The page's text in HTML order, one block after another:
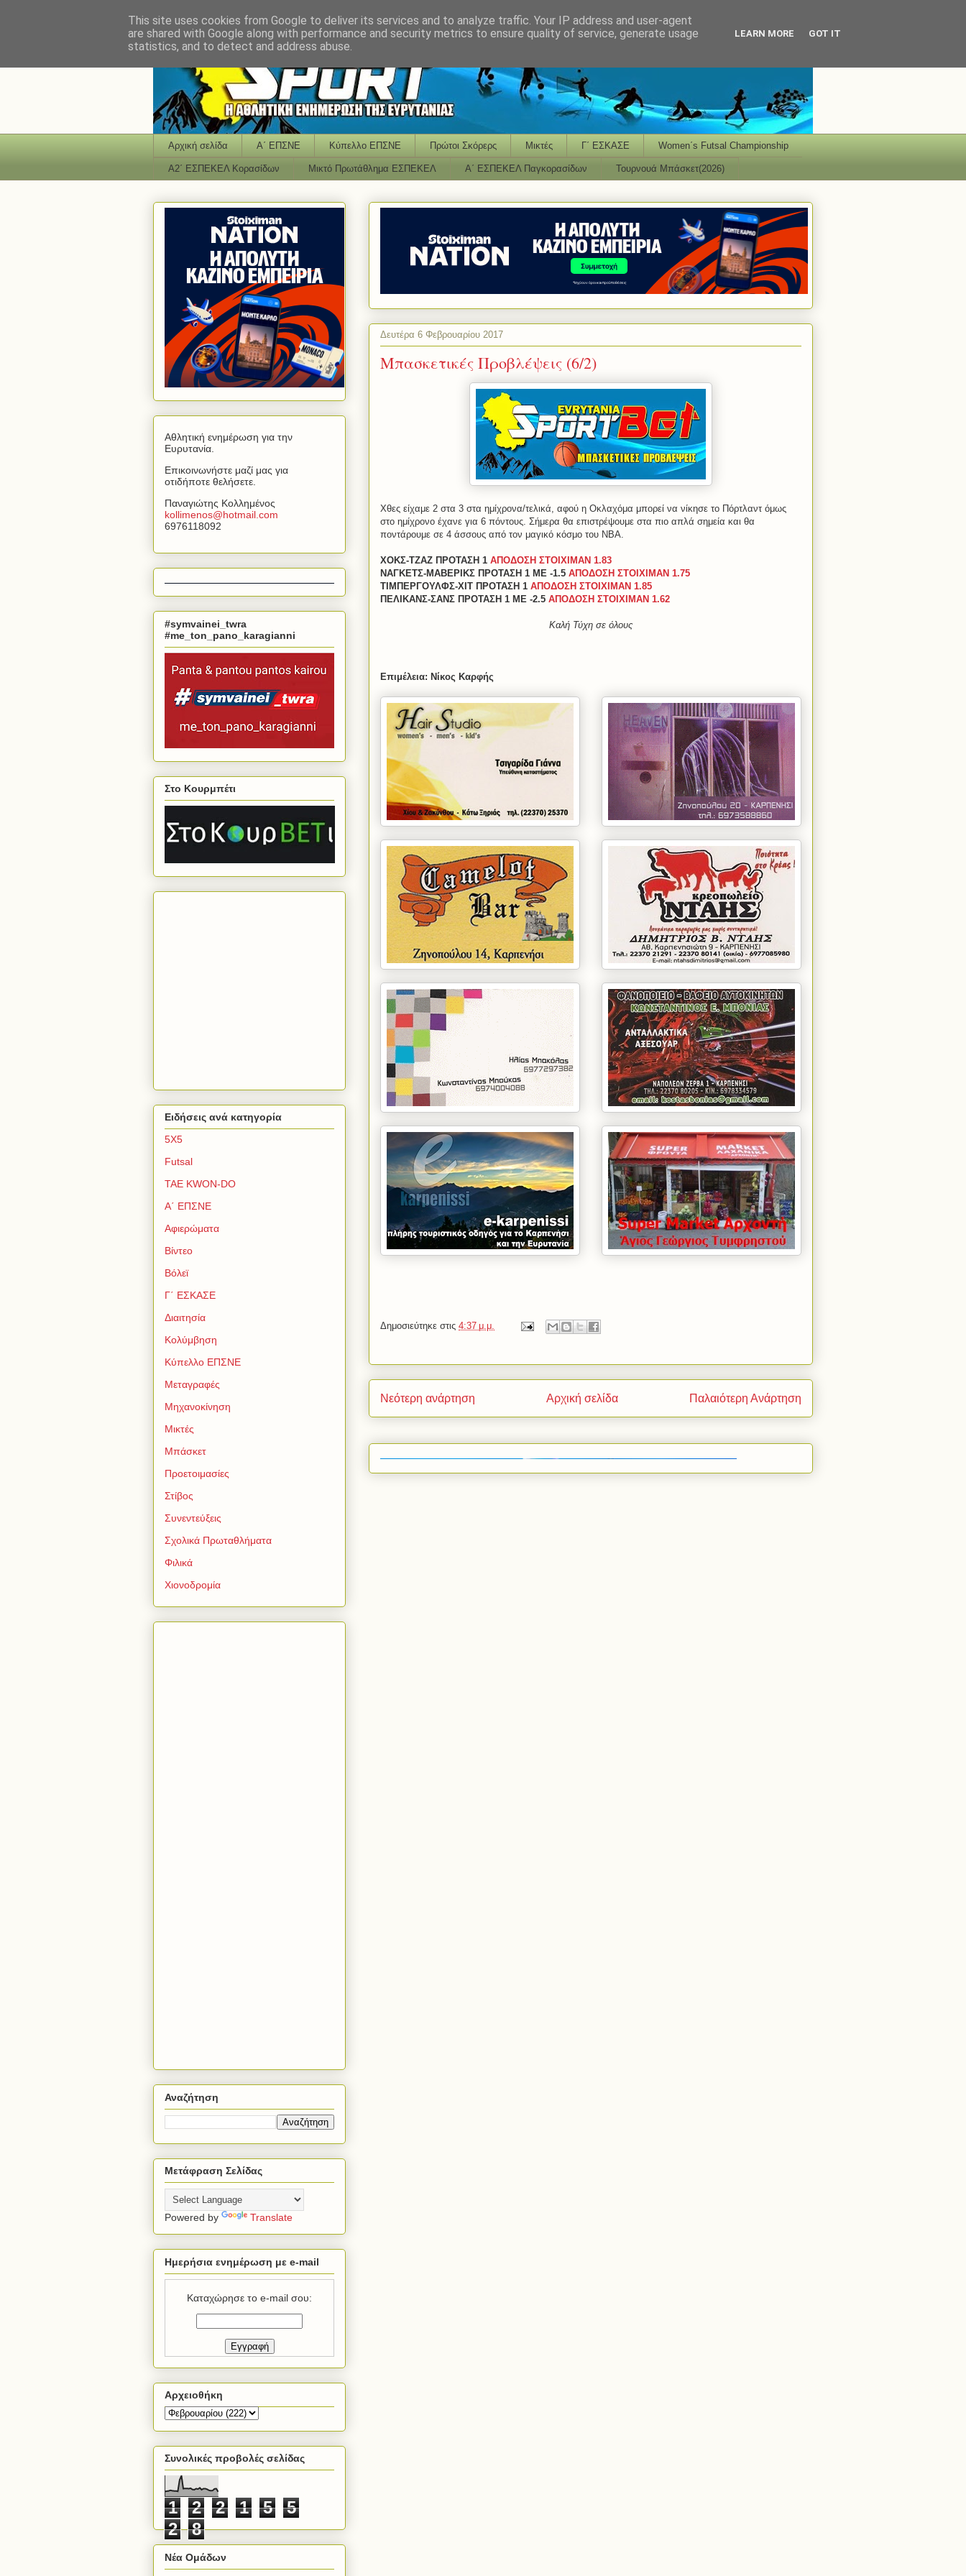
Αρχική σελίδα Α΄ ΕΠΣΝΕ Κύπελλο ΕΠΣΝΕ Πρώτοι Σκόρερς Μικτές Γ΄ ΕΣΚΑΣΕ Women΄s Futsal Championship
Α2΄ ΕΣΠΕΚΕΛ Κορασίδων Μικτό Πρωτάθλημα ΕΣΠΕΚΕΛ Α΄ ΕΣΠΕΚΕΛ Παγκορασίδων Τουρνουά Μπάσκετ(2026)
Δευτέρα 6 Φεβρουαρίου 2017
Μπασκετικές Προβλέψεις (6/2)
Χθες είχαμε 2 στα 3 στα ημίχρονα/τελικά, αφού η Οκλαχόμα μπορεί να νίκησε το Πόρτλαντ όμως
στο ημίχρονο έχανε για 6 πόντους. Σήμερα θα επιστρέψουμε στα πιο απλά σημεία και θα
ποντάρουμε σε 4 άσσους από τον μαγικό κόσμο του NBA.
ΧΟΚΣ-ΤΖΑΖ ΠΡΟΤΑΣΗ 1 ΑΠΟΔΟΣΗ ΣΤΟΙΧΙΜΑΝ 1.83
ΝΑΓΚΕΤΣ-ΜΑΒΕΡΙΚΣ ΠΡΟΤΑΣΗ 1 ΜΕ -1.5 ΑΠΟΔΟΣΗ ΣΤΟΙΧΙΜΑΝ 1.75
ΤΙΜΠΕΡΓΟΥΛΦΣ-ΧΙΤ ΠΡΟΤΑΣΗ 1 ΑΠΟΔΟΣΗ ΣΤΟΙΧΙΜΑΝ 1.85
ΠΕΛΙΚΑΝΣ-ΣΑΝΣ ΠΡΟΤΑΣΗ 1 ΜΕ -2.5 ΑΠΟΔΟΣΗ ΣΤΟΙΧΙΜΑΝ 1.62
Καλή Τύχη σε όλους
Επιμέλεια: Νίκος Καρφής
Δημοσιεύτηκε στις 4:37 μ.μ.
Νεότερη ανάρτηση Παλαιότερη Ανάρτηση
Αρχική σελίδα
Αθλητική ενημέρωση για την
Ευρυτανία.
Επικοινωνήστε μαζί μας για
οτιδήποτε θελήσετε.
Παναγιώτης Κολλημένος
kollimenos@hotmail com
6976118092
#symvainei_twra
#me_ton_pano_karagianni
Στο Κουρμπέτι
Ειδήσεις ανά κατηγορία
5Χ5
Futsal
TAE KWON-DO
Α΄ ΕΠΣΝΕ
Αφιερώματα
Βίντεο
Βόλεϊ
Γ΄ ΕΣΚΑΣΕ
Διαιτησία
Κολύμβηση
Κύπελλο ΕΠΣΝΕ
Μεταγραφές
Μηχανοκίνηση
Μικτές
Μπάσκετ
Προετοιμασίες
Στίβος
Συνεντεύξεις
Σχολικά Πρωταθλήματα
Φιλικά
Χιονοδρομία
Αναζήτηση
Μετάφραση Σελίδας
Powered by Translate
Ημερήσια ενημέρωση με e-mail
Καταχώρησε το e-mail σου:
Αρχειοθήκη
Συνολικές προβολές σελίδας
1 2 2 1 5
5
2
8
Νέα Ομάδων
This site uses cookies from Google to deliver its services and to analyze traffic. Your IP address and user-agent
are shared with Google along with performance and security metrics to ensure quality of service, generate usage
statistics, and to detect and address abuse.
LEARN MORE GOT IT